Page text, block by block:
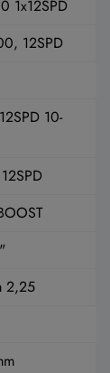
1x12SPD
12SPD
10-
2,25